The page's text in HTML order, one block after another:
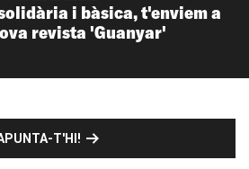
i bàsica, t'enviem a
revista 'Guanyar'
T'HI!